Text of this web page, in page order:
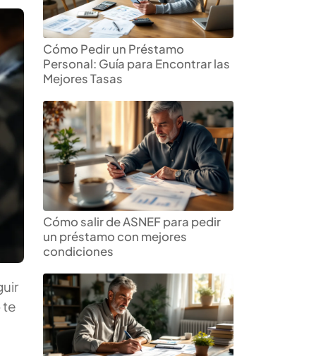
te
Cómo Pedir un Préstamo
Personal: Guía para Encontrar las
Mejores Tasas
Cómo salir de ASNEF para pedir
un préstamo con mejores
condiciones